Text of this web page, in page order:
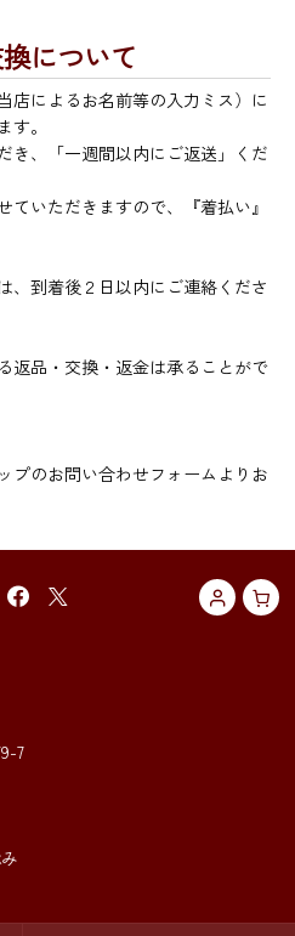
について
によるお名前等の入力ミス）に
。
き、「一週間以内にご返送」くだ
ていただきますので、『着払い』
到着後２日以内にご連絡くださ
返品・交換・返金は承ることがで
プのお問い合わせフォームよりお
7